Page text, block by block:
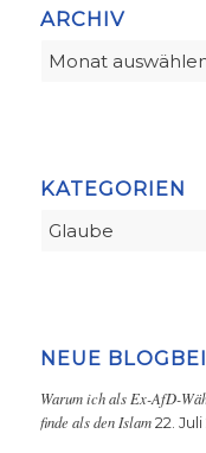
ARCHIV
KATEGORIEN
Kategorien
NEUE
Warum ich als Ex-AfD-
finde als den Islam 22.